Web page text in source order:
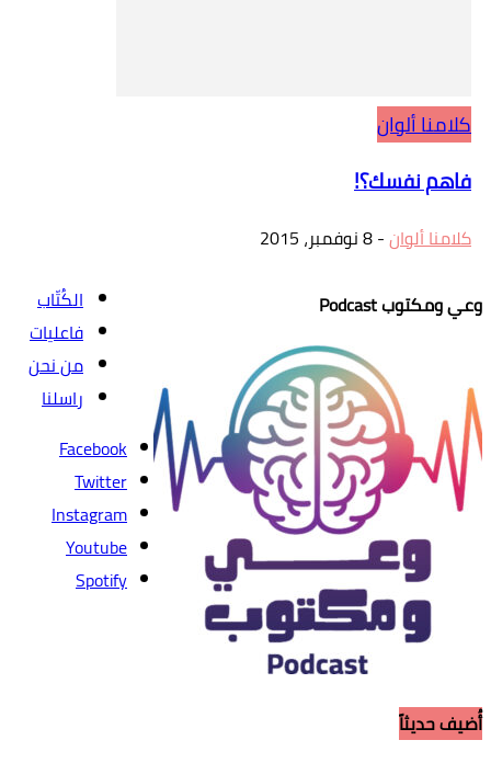
كلامنا ألوان
فاهم نفسك؟!
كلامنا ألوان-8 نوفمبر، 2015
وعي ومكتوب Podcast
أُضيف حديثاً
الكُتّاب
فاعليات
من نحن
راسلنا
Facebook
Twitter
Instagram
Youtube
Spotify